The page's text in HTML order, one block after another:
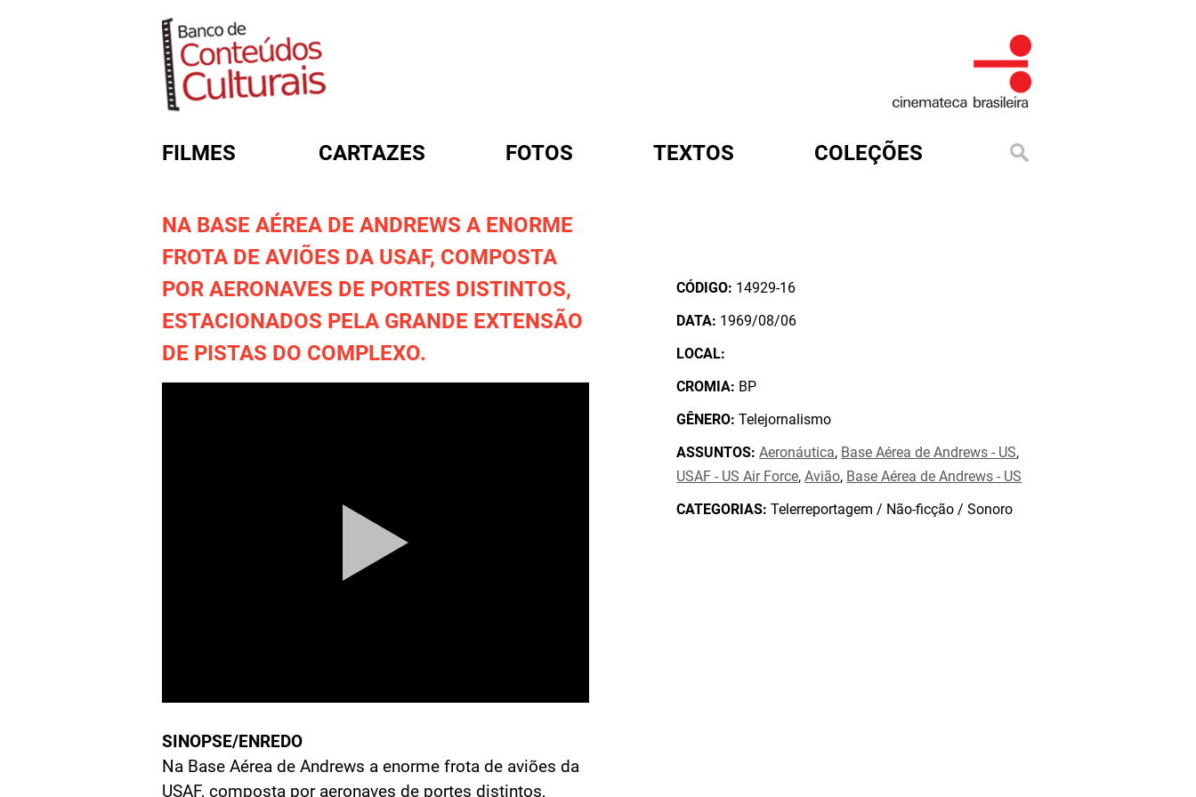
FILMES CARTAZES FOTOS TEXTOS COLEÇÕES
NA BASE AÉREA DE ANDREWS A ENORME
FROTA DE AVIÕES DA USAF, COMPOSTA
POR AERONAVES DE PORTES DISTINTOS,
ESTACIONADOS PELA GRANDE EXTENSÃO
DE PISTAS DO COMPLEXO.
SINOPSE/ENREDO
Na Base Aérea de Andrews a enorme frota de aviões da
USAF, composta por aeronaves de portes distintos,
CÓDIGO: 14929-16
DATA: 1969/08/06
LOCAL:
CROMIA: BP
GÊNERO: Telejornalismo
ASSUNTOS: Aeronáutica, Base Aérea de Andrews - US,
USAF - US Air Force,Avião, Base Aérea de Andrews - US
CATEGORIAS: Telerreportagem / Não-ficção / Sonoro
FORMULÁRIO DE BUSCA